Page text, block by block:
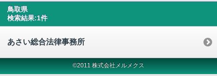
鳥取県
検索結果:1件
あさい総合法律事務所
©2011 株式会社メルメクス